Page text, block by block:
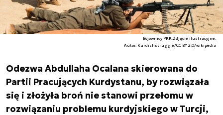
Bojownicy PKK.Zdjęcie ilustracyjne.
Autor. Kurdishstruggle/CC BY 2.0/wikipedia
Odezwa Abdullaha Ocalana skierowana do
Partii Pracujących Kurdystanu, by rozwiązała
się i złożyła broń nie stanowi przełomu w
rozwiązaniu problemu kurdyjskiego w Turcji,